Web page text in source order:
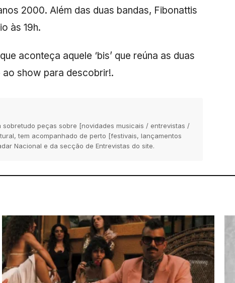
2000. Além das duas bandas, Fibonattis
às 19h.
aconteça aquele ‘bis’ que reúna as duas
ao show para descobrir!.
peças sobre [novidades musicais / entrevistas /
tem acompanhado de perto [festivais, lançamentos
Nacional e da secção de Entrevistas do site.